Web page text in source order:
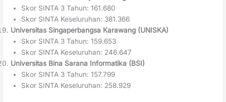
Skor SINTA 3 Tahun: 161.680
Skor SINTA Keseluruhan: 381.366
Universitas Singaperbangsa Karawang (UNISKA)
Skor SINTA 3 Tahun: 159.653
Skor SINTA Keseluruhan: 246.647
Universitas Bina Sarana Informatika (BSI)
Skor SINTA 3 Tahun: 157.799
Skor SINTA Keseluruhan: 258.929